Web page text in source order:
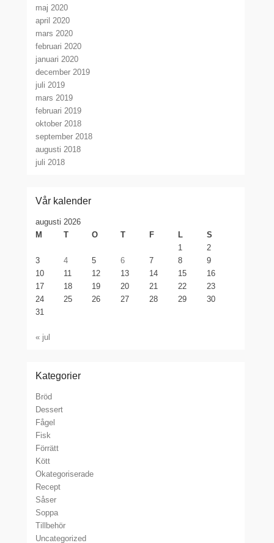
maj 2020
april 2020
mars 2020
februari 2020
januari 2020
december 2019
juli 2019
mars 2019
februari 2019
oktober 2018
september 2018
augusti 2018
juli 2018
Vår kalender
augusti 2026
M
T O T F L
S
1
2
3
4 5 6 7 8
9
10
11 12 13 14 15
16
17
18 19 20 21 22
23
24
25 26 27 28 29
30
31
« jul
Kategorier
Bröd
Dessert
Fågel
Fisk
Förrätt
Kött
Okategoriserade
Recept
Såser
Soppa
Tillbehör
Uncategorized